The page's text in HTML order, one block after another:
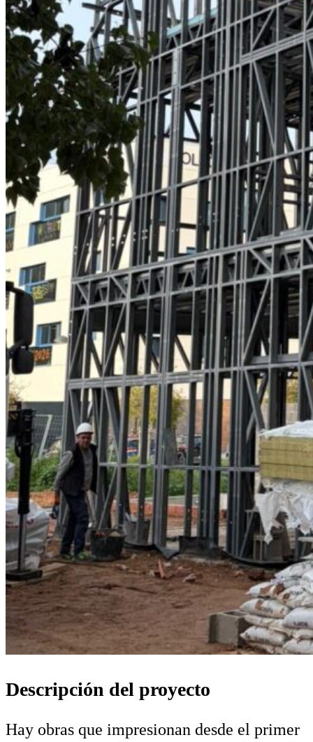
Descripción del proyecto
Hay obras que impresionan desde el primer